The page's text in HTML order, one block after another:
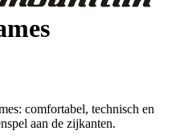
comfortabel, technisch en
aan de zijkanten.